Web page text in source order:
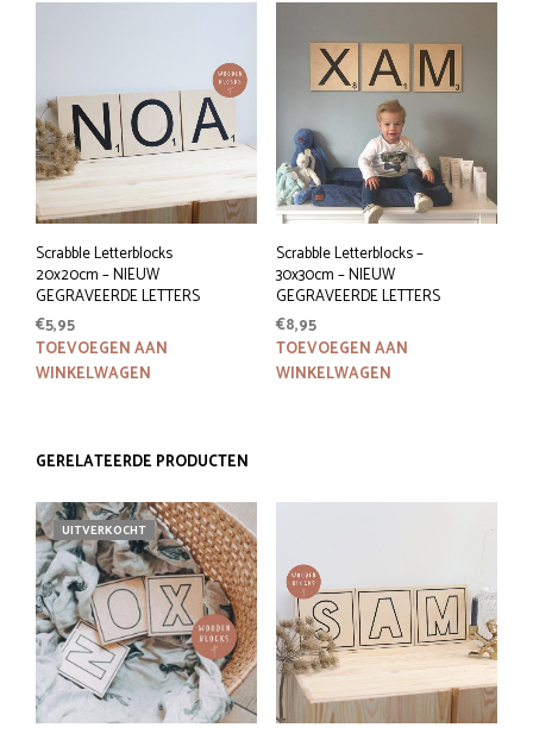
Scrabble Letterblocks
20x20cm – NIEUW
GEGRAVEERDE LETTERS
€5,95
TOEVOEGEN AAN
WINKELWAGEN
Scrabble Letterblocks –
30x30cm – NIEUW
GEGRAVEERDE LETTERS
€8,95
TOEVOEGEN AAN
WINKELWAGEN
GERELATEERDE PRODUCTEN
UITVERKOCHT